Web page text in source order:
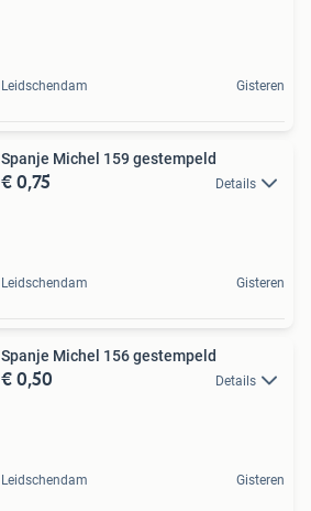
Leidschendam Gisteren
Spanje Michel 159 gestempeld
€ 0,75 Details
Leidschendam Gisteren
Spanje Michel 156 gestempeld
€ 0,50 Details
Leidschendam Gisteren